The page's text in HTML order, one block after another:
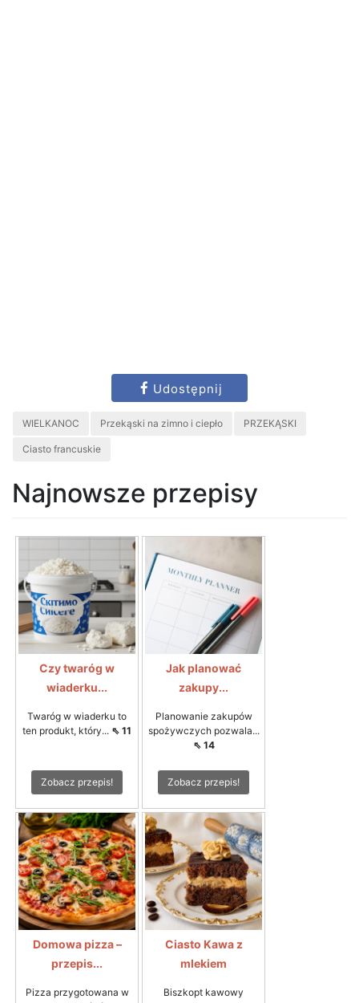
Udostępnij
WIELKANOC Przekąski na zimno i ciepło PRZEKĄSKI
Ciasto francuskie
Najnowsze przepisy
Czy twaróg w
wiaderku...
Twaróg w wiaderku to
ten produkt, który... ⇖ 11
Zobacz przepis!
Jak planować
zakupy...
Planowanie zakupów
spożywczych pozwala...
⇖ 14
Zobacz przepis!
Domowa pizza –
przepis...
Pizza przygotowana w
Ciasto Kawa z
mlekiem
Biszkopt kawowy